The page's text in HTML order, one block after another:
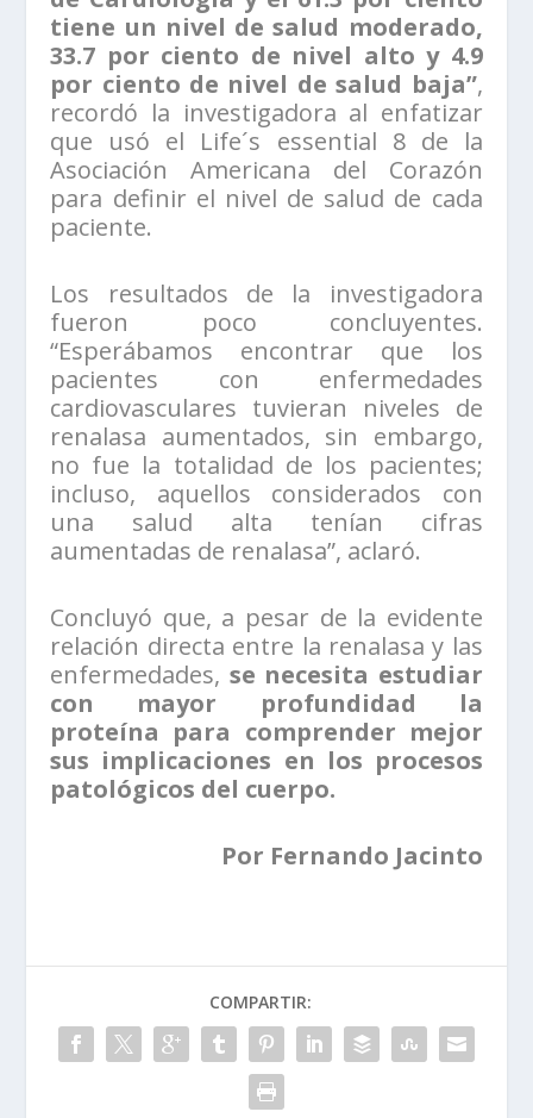
tiene un nivel de salud moderado,
33.7 por ciento de nivel alto y 4.9
por ciento de nivel de salud baja”,
recordó la investigadora al enfatizar
que usó el Life´s essential 8 de la
Asociación Americana del Corazón
para definir el nivel de salud de cada
paciente.
Los resultados de la investigadora
fueron poco concluyentes.
“Esperábamos encontrar que los
pacientes con enfermedades
cardiovasculares tuvieran niveles de
renalasa aumentados, sin embargo,
no fue la totalidad de los pacientes;
incluso, aquellos considerados con
una salud alta tenían cifras
aumentadas de renalasa”, aclaró.
Concluyó que, a pesar de la evidente
relación directa entre la renalasa y las
enfermedades, se necesita estudiar
con mayor profundidad la
proteína para comprender mejor
sus implicaciones en los procesos
patológicos del cuerpo.
Por Fernando Jacinto
COMPARTIR: